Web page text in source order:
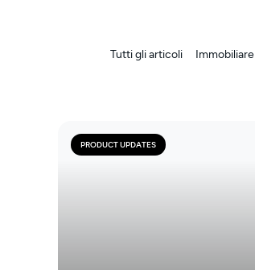
Tutti gli articoli Immobiliare
PRODUCT UPDATES